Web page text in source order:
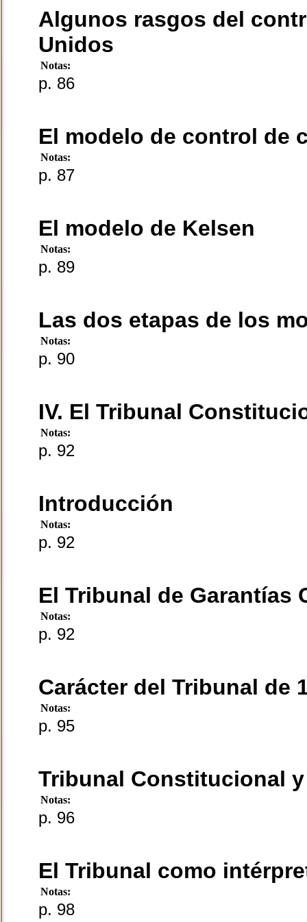
Algunos rasgos del
Unidos
Notas:
p. 86
El modelo de control de
Notas:
p. 87
El modelo de Kelsen
Notas:
p. 89
Las dos etapas de los
Notas:
p. 90
IV. El Tribunal
Notas:
p. 92
Introducción
Notas:
p. 92
El Tribunal de Garantías
Notas:
p. 92
Carácter del Tribunal de
Notas:
p. 95
Tribunal Constitucional
Notas:
p. 96
El Tribunal como
Notas:
p. 98